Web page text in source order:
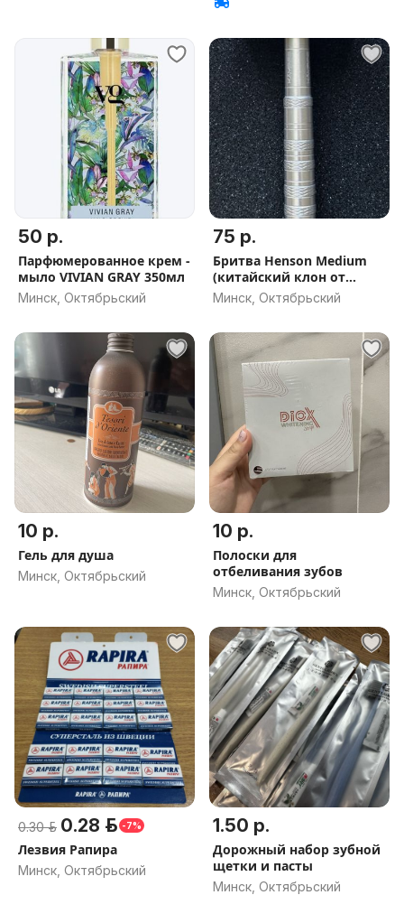
50 р.
Парфюмерованное крем -
мыло VIVIAN GRAY 350мл
Минск, Октябрьский
75 р.
Бритва Henson Medium
(китайский клон от
Kampfe)
Минск, Октябрьский
10 р.
Гель для душа
Минск, Октябрьский
10 р.
Полоски для
отбеливания зубов
Минск, Октябрьский
0.30 р. 0.28 р. -7%
Лезвия Рапира
Минск, Октябрьский
1.50 р.
Дорожный набор зубной
щетки и пасты
Минск, Октябрьский